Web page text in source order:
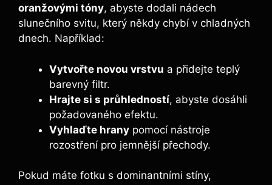
oranžovými tóny, abyste dodali nádech
slunečního svitu, který někdy chybí v chladných
dnech. Například:
Vytvořte novou vrstvu a přidejte teplý
barevný filtr.
Hrajte si s průhledností, abyste dosáhli
požadovaného efektu.
Vyhlaďte hrany pomocí nástroje
rozostření pro jemnější přechody.
Pokud máte fotku s dominantními stíny,